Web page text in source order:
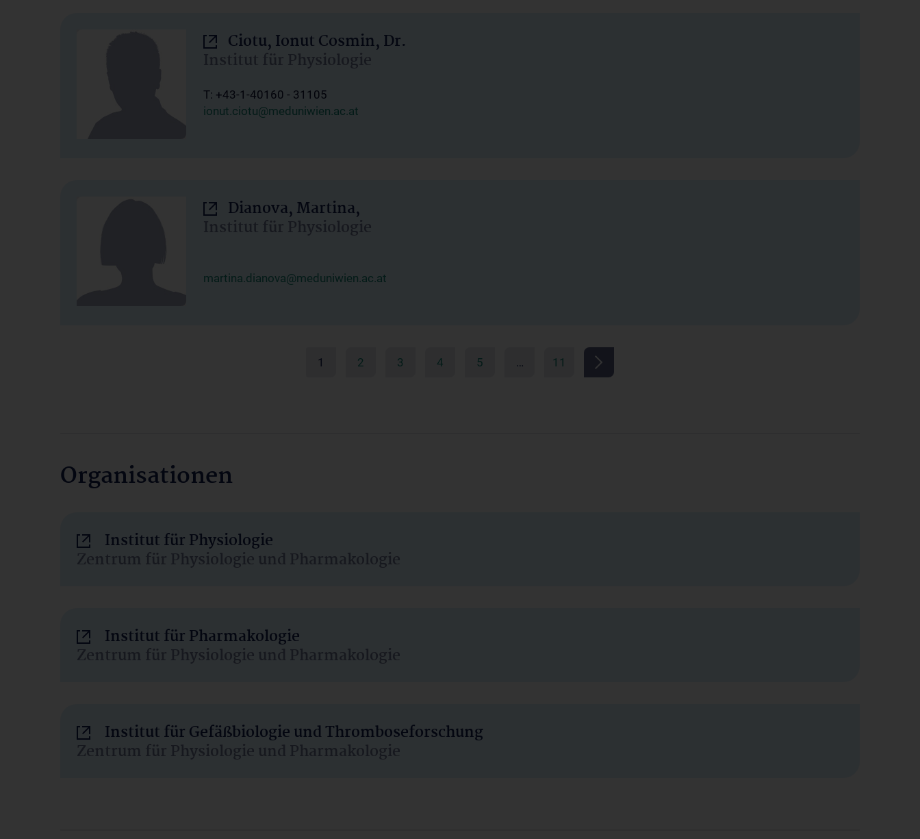
Ciotu, Ionut Cosmin, Dr.
Institut für Physiologie
T: +43-1-40160 - 31105
ionut.ciotu@meduniwien.ac.at
Dianova, Martina,
Institut für Physiologie
martina.dianova@meduniwien.ac.at
1 2 3 4 5 … 11
Organisationen
Institut für Physiologie
Zentrum für Physiologie und Pharmakologie
Institut für Pharmakologie
Zentrum für Physiologie und Pharmakologie
Institut für Gefäßbiologie und Thromboseforschung
Zentrum für Physiologie und Pharmakologie